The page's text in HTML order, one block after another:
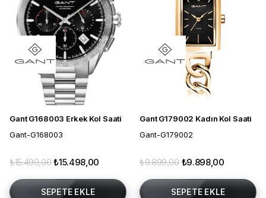
Gant G168003 Erkek Kol Saati
Gant-G168003
₺15.498,00
₺15.499,00
SEPETE EKLE
Gant G179002 Kadın Kol Saati
Gant-G179002
₺9.898,00
₺9.899,00
SEPETE EKLE